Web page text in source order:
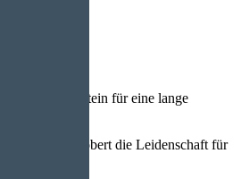
den Grundstein für eine lange
Emil und Robert die Leidenschaft für